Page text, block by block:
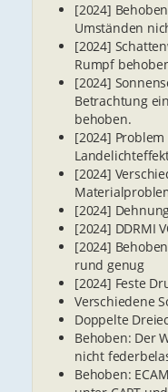
[2024]
Umständen
[2024]
Rumpf
[2024]
Betrachtung
behoben.
[2024]
[2024]
[2024]
[2024] DDRMI
[2024]
rund genug
[2024] Feste
Verschiedene
Doppelte
Behoben: Der
nicht
Behoben: